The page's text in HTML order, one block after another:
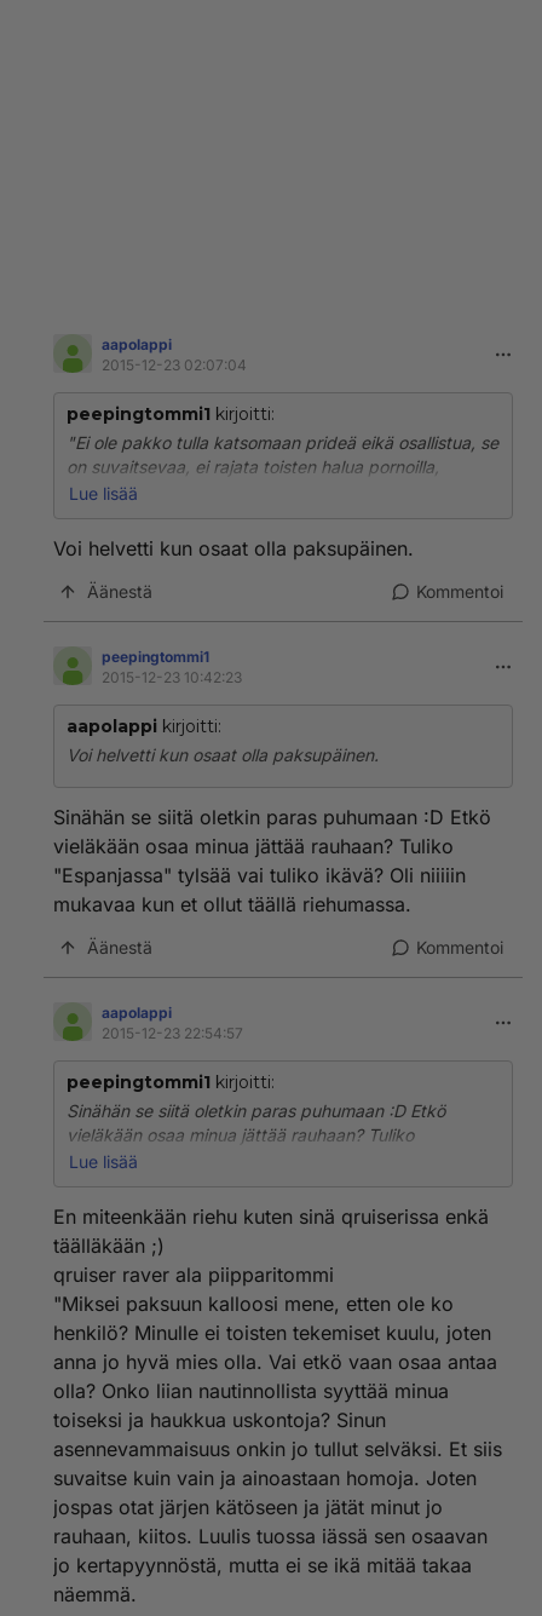
aapolappi
2015-12-23 02:07:04
peepingtommi1 kirjoitti:
"Ei ole pakko tulla katsomaan prideä eikä osallistua, se
on suvaitsevaa, ei rajata toisten halua pornoilla,
pukeutea nahkaan tai hameseen."
ovat valmiita hyväksymään lastomuuden tai julkisen
seksin. Eli Jos et tätä riskiä halua ottaa, et voi
Helsinkiin tuolloin mennä, eli osalta väestöä Helsinki
Joudut altistumaan, koska Helsinki juoksu tekee
poikkeusjärjestelyjä, kuten tekee Pridekulkuekin.
ihmisillä on vaatteet päällä ja kyseessä on
urheilutapahtuma, ei tietyn seksuaalivähemmistön oma
omaa seksuaalisuuttaan, on eri asia kuin
urheilutapahtuma. Ainoa yhtäläisyys on, että
urheilijoissa on seksuaalivähemmistöjen edustajia.
Ja taas näimmekin miten osaat asiallisesti
pitää sulkea lapsiperheiltä Priden takia, tämä selvä.
Tapahtuma aiheuttaa poikkeusjärjestelyjä ja valtaa
katuja, joten sinusta lapsiperheillä ei ole ulos asiaa,
koska pridessä ihmiset saavat käyttäytyä/pukeutua
miten haluavat muista piittaamatta? Tämä selvä.
Ja mitä pukeutumiseen tulee, nahka oli ainoastaan
esimerkki. Jokainen pukeutukoon tyylillään. Kuten
vaan on joku toinen sanonut, se homouden
tunkeminen täysillä toisen naamaan aiheuttaa
enemmän prideen saadaan osallistumaan ja näkymään
positiivisessa valossa eri seksuaalisuuden suuntauksia,
aina parempi. Kaiken voi aina tehdä hyvällä maulla ja
asiaa edistäen. Sinusta taas ilmeisestikin Priden
tarkoitus on olla ainoastaan vähemmistöjen
temmellyskenttä, jolloin Helsingissä saa käyttäytyä ja
tehdä mitä vain. Tämä sävy kirjoituksestasi tulee. Ja
tällöin Priden tarkoitus onkin jo menetetty kokonaan.
Mielummin näkisin nimenomaan lapsiperheet ja muut
katsomassa kulkuetta, joka on värikäs, mutta muut
huomioiva. Tätä se Suomessa onneksi on, olen
ainoastaan ulkomaan kulkueita kritisoinut
yliseksualisoinnista sen perusteella, mitä netissä on
vastaan tullut. Pride parhaimmillaan on koko kansan
tapahtuma, joka juhlsii seksuaalisuutta
tasavertaisuutta. Sinun asenteellasi tämä ei toteudu,
Lue lisää
Voi helvetti kun osaat olla paksupäinen.
Äänestä Kommentoi
peepingtommi1
2015-12-23 10:42:23
aapolappi kirjoitti:
Voi helvetti kun osaat olla paksupäinen.
Sinähän se siitä oletkin paras puhumaan :D Etkö
vieläkään osaa minua jättää rauhaan? Tuliko
"Espanjassa" tylsää vai tuliko ikävä? Oli niiiiin
mukavaa kun et ollut täällä riehumassa.
Äänestä Kommentoi
aapolappi
2015-12-23 22:54:57
peepingtommi1 kirjoitti:
Sinähän se siitä oletkin paras puhumaan :D Etkö
vieläkään osaa minua jättää rauhaan? Tuliko
"Espanjassa" tylsää vai tuliko ikävä? Oli niiiiin mukavaa
Lue lisää
En miteenkään riehu kuten sinä qruiserissa enkä
täälläkään ;)
qruiser raver ala piipparitommi
"Miksei paksuun kalloosi mene, etten ole ko
henkilö? Minulle ei toisten tekemiset kuulu, joten
anna jo hyvä mies olla. Vai etkö vaan osaa antaa
olla? Onko liian nautinnollista syyttää minua
toiseksi ja haukkua uskontoja? Sinun
asennevammaisuus onkin jo tullut selväksi. Et siis
suvaitse kuin vain ja ainoastaan homoja. Joten
jospas otat järjen kätöseen ja jätät minut jo
rauhaan, kiitos. Luulis tuossa iässä sen osaavan
jo kertapyynnöstä, mutta ei se ikä mitää takaa
näemmä.